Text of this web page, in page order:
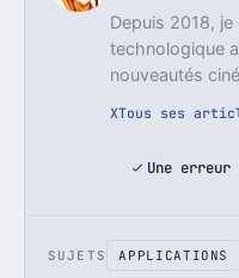
Depuis 2018,
technologique
nouveautés
XTous ses
Une
SUJETS APPLICATIONS